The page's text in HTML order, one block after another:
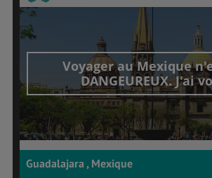
Voyager au Mexique
DANGEUREUX. J'ai
Guadalajara , Mexique